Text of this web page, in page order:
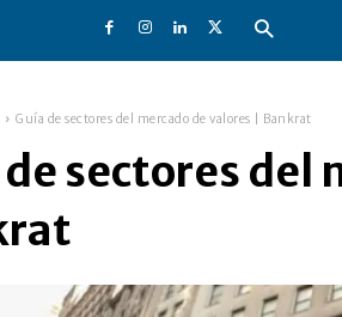
Guía de sectores del mercado de valores | Bankrat
sectores del